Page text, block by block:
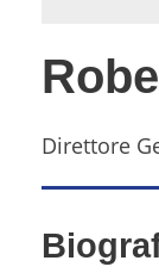
Direttore